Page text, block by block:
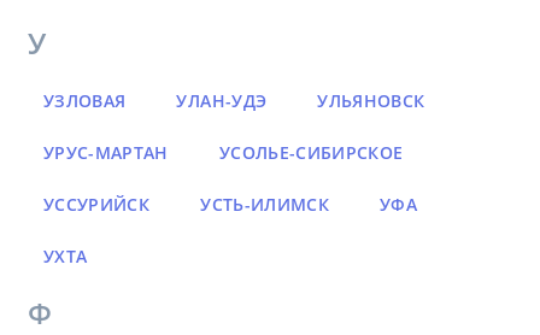
У
УЗЛОВАЯ УЛАН-УДЭ УЛЬЯНОВСК
УРУС-МАРТАН УСОЛЬЕ-СИБИРСКОЕ
УССУРИЙСК УСТЬ-ИЛИМСК УФА
УХТА
Ф